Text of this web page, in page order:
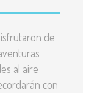
de
al aire
con